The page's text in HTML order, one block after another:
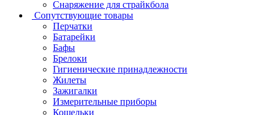
Снаряжение для страйкбола
Сопутствующие товары
Перчатки
Батарейки
Бафы
Брелоки
Гигиенические принадлежности
Жилеты
Зажигалки
Измерительные приборы
Кошельки